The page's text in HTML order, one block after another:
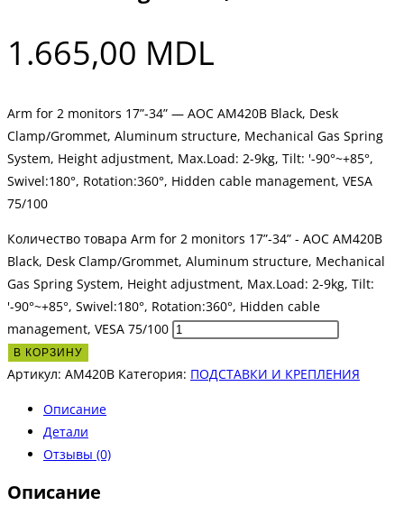
1.665,00 MDL
Arm for 2 monitors 17”-34” — AOC AM420B Black, Desk
Clamp/Grommet, Aluminum structure, Mechanical Gas Spring
System, Height adjustment, Max.Load: 2-9kg, Tilt: '-90°~+85°,
Swivel:180°, Rotation:360°, Hidden cable management, VESA
75/100
Количество товара Arm for 2 monitors 17”-34” - AOC AM420B
Black, Desk Clamp/Grommet, Aluminum structure, Mechanical
Gas Spring System, Height adjustment, Max.Load: 2-9kg, Tilt:
'-90°~+85°, Swivel:180°, Rotation:360°, Hidden cable
management, VESA 75/100
В КОРЗИНУ
Артикул: AM420B Категория: ПОДСТАВКИ И КРЕПЛЕНИЯ
Описание
Детали
Отзывы (0)
Описание